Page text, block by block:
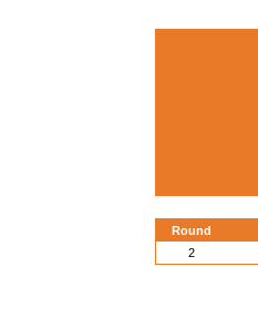
Round
2